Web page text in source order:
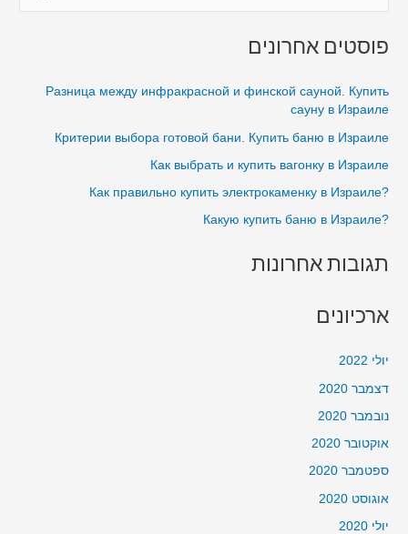
סאונה
–
סאונה
במדרשת
בן
גוריון
r
:
פוסטים אחרונים
Разница между инфракрасной и финской сауной. Купить
сауну в Израиле
Критерии выбора готовой бани. Купить баню в Израиле
Как выбрать и купить вагонку в Израиле
?Как правильно купить электрокаменку в Израиле
?Какую купить баню в Израиле
תגובות אחרונות
ארכיונים
יולי 2022
דצמבר 2020
נובמבר 2020
אוקטובר 2020
ספטמבר 2020
אוגוסט 2020
יולי 2020